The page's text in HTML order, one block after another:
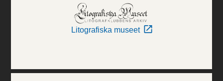
Litografiska museet